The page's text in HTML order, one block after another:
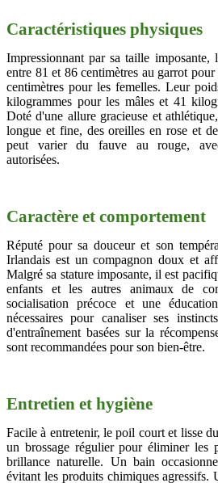
Caractéristiques physiques
Impressionnant par sa taille imposante,
entre 81 et 86 centimètres au garrot
centimètres pour les femelles. Leur
kilogrammes pour les mâles et 41
Doté d'une allure gracieuse et
longue et fine, des oreilles en rose et
peut varier du fauve au rouge,
autorisées.
Caractère et comportement
Réputé pour sa douceur et son
Irlandais est un compagnon doux et
Malgré sa stature imposante, il est
enfants et les autres animaux de
socialisation précoce et une
nécessaires pour canaliser ses
d'entraînement basées sur la
sont recommandées pour son bien-être.
Entretien et hygiène
Facile à entretenir, le poil court et lisse
un brossage régulier pour éliminer les
brillance naturelle. Un bain
évitant les produits chimiques agressifs.